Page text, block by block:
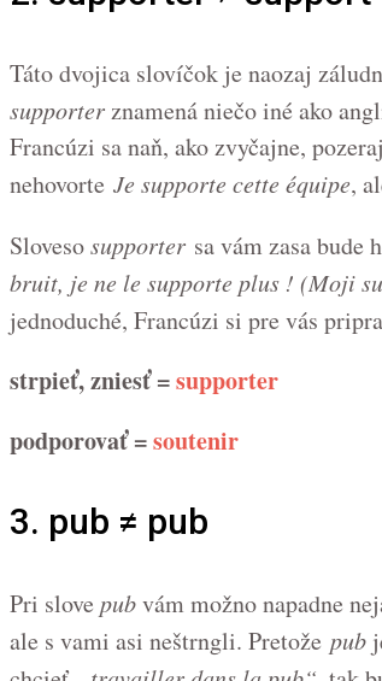
Táto dvojica slovíčok je naozaj
supporterznamená niečo iné ako
Francúzi sa naň, ako zvyčajne,
nehovorte Je supporte cette équipe,
Slovesosupporter sa vám zasa
bruit, je ne le supporte plus ! (Moji
jednoduché, Francúzi si pre vás
strpieť, zniesť =supporter
podporovať =soutenir
3. pub ≠ pub
Pri slove pubvám možno napadne
ale s vami asi neštrngli. Pretože pub